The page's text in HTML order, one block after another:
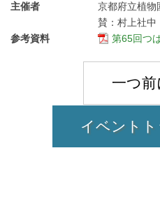
主催者
京都府立植
賛：村上社中
参考資料
第65回つ
一つ前
イベント